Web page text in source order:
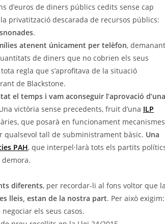
d’euros de diners públics cedits sense cap
privatització descarada de recursos públics:
.
atenent únicament per telèfon, demanant
de diners que no cobrien els seus
regla que s’aprofitava de la situació
de Blackstone.
el temps i vam aconseguir l’aprovació d’una
victòria sense precedents, fruit d’una ILP
que posarà en funcionament mecanismes
qualsevol tall de subministrament bàsic. Una
PAH, que interpel·larà tots els partits
diferents, per recordar-li al fons voltor que
lleis, estan de la nostra part. Per això exigim:
els seus casos.